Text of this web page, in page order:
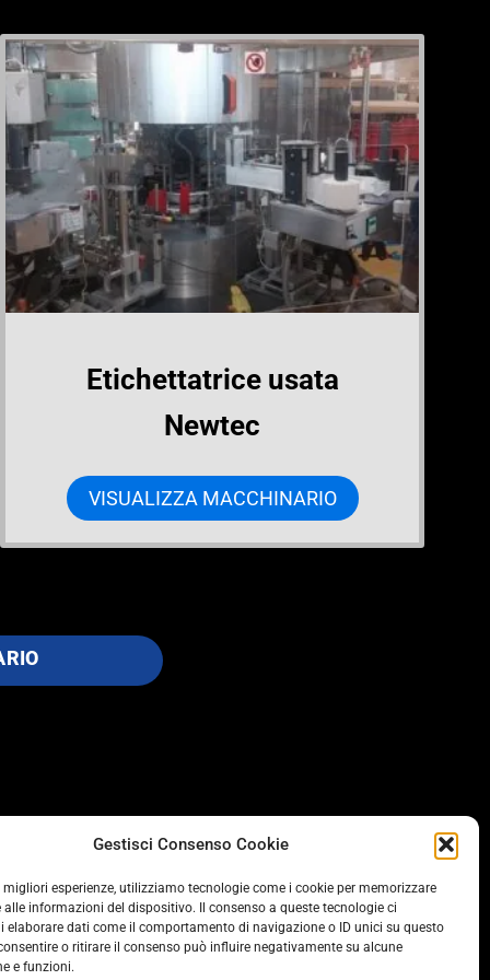
Gestisci Consenso Cookie
migliori esperienze, utilizziamo tecnologie come i cookie per memorizzare
alle informazioni del dispositivo. Il consenso a queste tecnologie ci
elaborare dati come il comportamento di navigazione o ID unici su questo
o ritirare il consenso può influire negativamente su alcune
e funzioni.
Etichettatrice usata
Newtec
VISUALIZZA MACCHINARIO
SOCIAL